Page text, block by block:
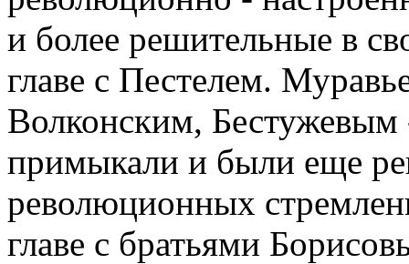
и более решительные в
главе с Пестелем.
Волконским,
примыкали и были еще
революционных
главе с братьями